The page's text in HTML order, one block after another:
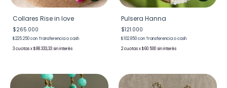
Collares Rise in love
$265.000
$225.250conTransferencia o cash
3
x$88.333,33sin interés
Pulsera Hanna
$121.000
$102.850conTransferencia o cash
2
x$60.500sin interés